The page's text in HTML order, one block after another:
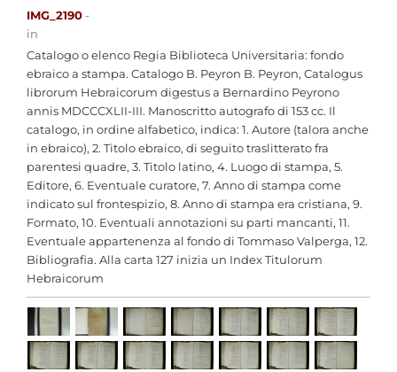
IMG_2190 -
in
Catalogo o elenco Regia Biblioteca Universitaria: fondo
ebraico a stampa. Catalogo B. Peyron B. Peyron, Catalogus
librorum Hebraicorum digestus a Bernardino Peyrono
annis MDCCCXLII-III. Manoscritto autografo di 153 cc. Il
catalogo, in ordine alfabetico, indica: 1. Autore (talora anche
in ebraico), 2. Titolo ebraico, di seguito traslitterato fra
parentesi quadre, 3. Titolo latino, 4. Luogo di stampa, 5.
Editore, 6. Eventuale curatore, 7. Anno di stampa come
indicato sul frontespizio, 8. Anno di stampa era cristiana, 9.
Formato, 10. Eventuali annotazioni su parti mancanti, 11.
Eventuale appartenenza al fondo di Tommaso Valperga, 12.
Bibliografia. Alla carta 127 inizia un Index Titulorum
Hebraicorum